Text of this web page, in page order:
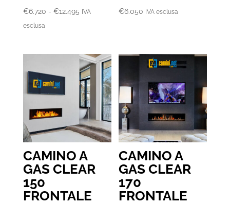
€6.720 - €12.495Fascia
€6.720
a
€12.495
IVA
esclusa
€6.050 IVA esclusa
CAMINO A
GAS CLEAR
150
FRONTALE
CAMINO A
GAS CLEAR
170
FRONTALE